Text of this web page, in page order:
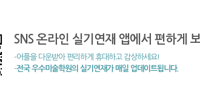
미대배치표
SNS 온라인 실기연재 앱에서 편하게
-어플을 다운받아 편리하게 휴대하고 감상하세요!
-전국 우수미술학원의 실기연재가 매일 업데이트됩니다.